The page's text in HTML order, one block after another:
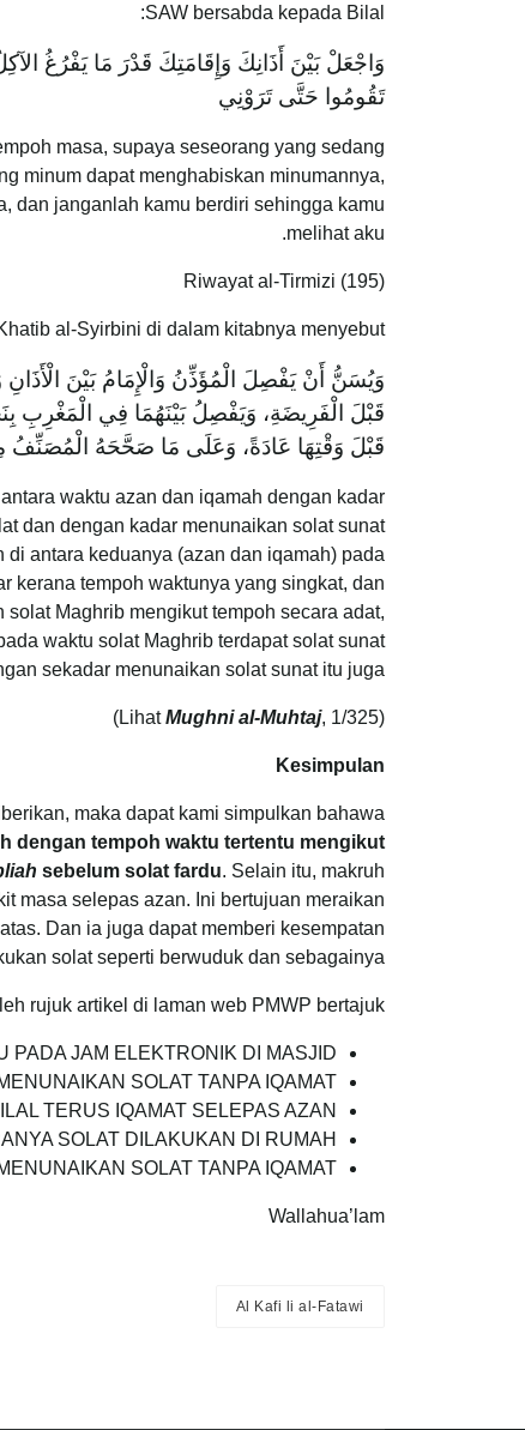
SAW bersabda kepada Bilal:
وَاجْعَلْ بَيْنَ أَذَانِكَ وَإِقَامَتِكَ قَدْرَ مَا يَفْرُغُ
تَقُومُوا حَتَّى تَرَوْنِي
masa, supaya seseorang yang sedang
minum dapat menghabiskan minumannya,
dan janganlah kamu berdiri sehingga kamu
melihat aku.
Riwayat al-Tirmizi (195)
al-Syirbini di dalam kitabnya menyebut:
وَيُسَنُّ أَنْ يَفْصِلَ الْمُؤَذِّنُ وَالْإِمَامُ بَيْنَ الْأَذَانِ
قَبْلَ الْفَرِيضَةِ، وَيَفْصِلُ بَيْنَهُمَا فِي الْمَغْرِبِ
قَبْلَ وَقْتِهَا عَادَةً، وَعَلَى مَا صَحَّحَهُ الْمُصَنِّفُ
waktu azan dan iqamah dengan kadar
dan dengan kadar menunaikan solat sunat
antara keduanya (azan dan iqamah) pada
kerana tempoh waktunya yang singkat, dan
Maghrib mengikut tempoh secara adat,
waktu solat Maghrib terdapat solat sunat
sekadar menunaikan solat sunat itu juga.
(Lihat
Mughni al-Muhtaj, 1/325)
Kesimpulan
maka dapat kami simpulkan bahawa
dengan tempoh waktu tertentu mengikut
sebelum solat fardu. Selain itu, makruh
masa selepas azan. Ini bertujuan meraikan
Dan ia juga dapat memberi kesempatan
solat seperti berwuduk dan sebagainya.
rujuk artikel di laman web PMWP bertajuk:
PADA JAM ELEKTRONIK DI MASJID
SOLAT TANPA IQAMAT
TERUS IQAMAT SELEPAS AZAN
SOLAT DILAKUKAN DI RUMAH ?
SOLAT TANPA IQAMAT
Wallahua’lam
Al Kafi li al-Fatawi